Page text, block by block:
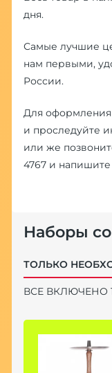
дня.
Самые лучшие
нам первыми,
России.
Для оформления
и проследуйте
или же
4767и напишите
Наборы
ТОЛЬКО
ВСЕ ВКЛЮЧЕНО